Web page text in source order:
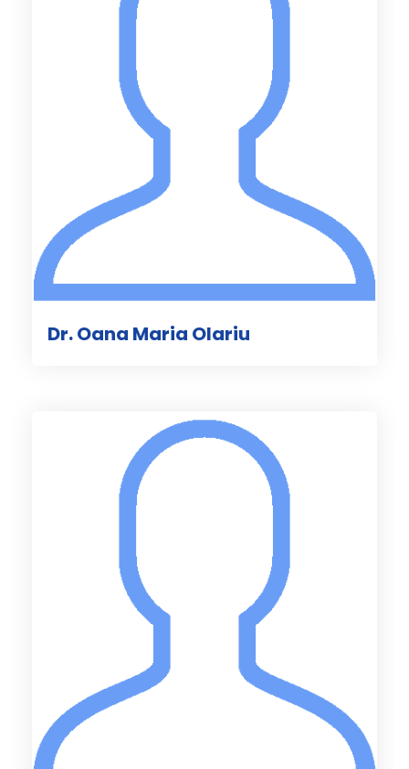
Dr. Oana Maria Olariu